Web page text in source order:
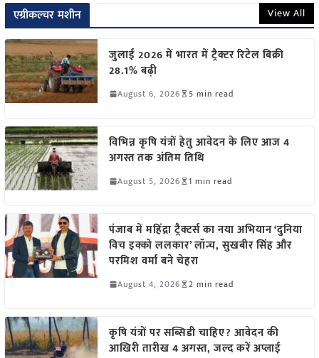
एग्रीकल्चर मशीन View All
जुलाई 2026 में भारत में ट्रैक्टर रिटेल बिक्री
28.1% बढ़ी
August 6, 2026 5 min read
विभिन्न कृषि यंत्रों हेतु आवेदन के लिए आज 4
अगस्त तक अंतिम तिथि
August 5, 2026 1 min read
पंजाब में महिंद्रा ट्रैक्टर्स का नया अभियान ‘दुनिया
विच इक्को ललकार’ लॉन्च, सुखबीर सिंह और
परमिश वर्मा बने चेहरा
August 4, 2026 2 min read
कृषि यंत्रों पर सब्सिडी चाहिए? आवेदन की
आखिरी तारीख 4 अगस्त, जल्द करें अप्लाई